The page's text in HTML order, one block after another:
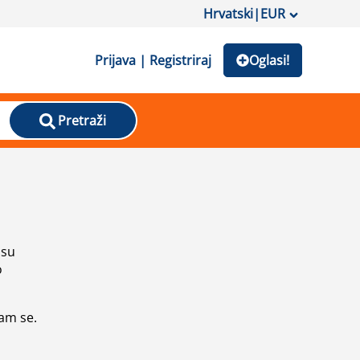
Hrvatski|EUR
Prijava | Registriraj Oglasi!
Pretraži
se.